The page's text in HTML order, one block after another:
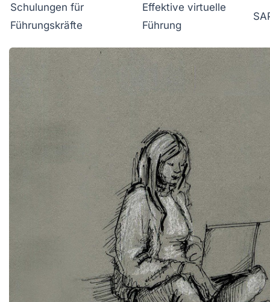
Schulungen für
Führungskräfte
Effektive virtuelle
Führung